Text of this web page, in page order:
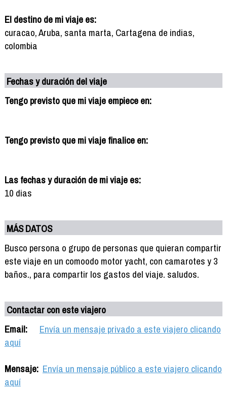
El destino de mi viaje es:
curacao, Aruba, santa marta, Cartagena de indias,
colombia
Fechas y duración del viaje
Tengo previsto que mi viaje empiece en:
Tengo previsto que mi viaje finalice en:
Las fechas y duración de mi viaje es:
10 dias
MÁS DATOS
Busco persona o grupo de personas que quieran compartir
este viaje en un comoodo motor yacht, con camarotes y 3
baños., para compartir los gastos del viaje. saludos.
Contactar con este viajero
Email:
Envía un mensaje privado a este viajero clicando
aquí
Mensaje: Envía un mensaje público a este viajero clicando
aquí